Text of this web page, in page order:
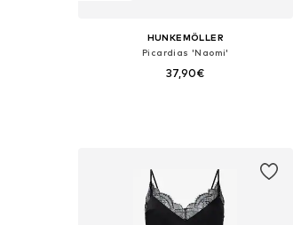
HUNKEMÖLLER
Picardias 'Naomi'
37,90€